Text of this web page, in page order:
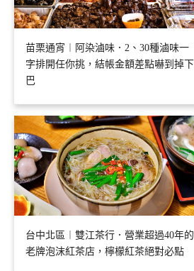
苗栗通宵︱阿染滷味．2、30種滷味一
字排開任你挑，結帳金額差點嚇到掉下
巴
台中北區︱雙江茶行．營業超過40年的
老牌泡沫紅茶店，檸檬紅茶絕對必點